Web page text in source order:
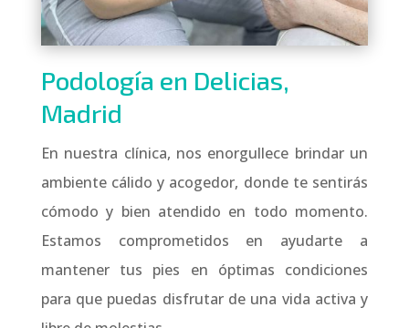
Podología en Delicias,
Madrid
En nuestra clínica, nos enorgullece brindar un
ambiente cálido y acogedor, donde te sentirás
cómodo y bien atendido en todo momento.
Estamos comprometidos en ayudarte a
mantener tus pies en óptimas condiciones
para que puedas disfrutar de una vida activa y